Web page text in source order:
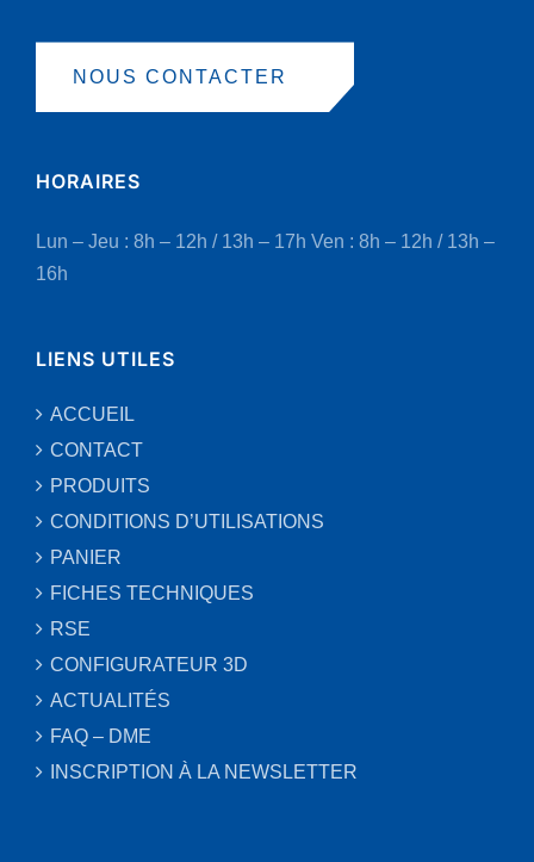
NOUS CONTACTER
HORAIRES
Lun – Jeu : 8h – 12h / 13h – 17h Ven : 8h – 12h / 13h –
16h
LIENS UTILES
ACCUEIL
CONTACT
PRODUITS
CONDITIONS D’UTILISATIONS
PANIER
FICHES TECHNIQUES
RSE
CONFIGURATEUR 3D
ACTUALITÉS
FAQ – DME
INSCRIPTION À LA NEWSLETTER